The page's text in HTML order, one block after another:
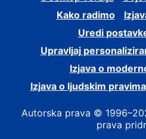
Kako radimo
Uredi
Upravljaj
Izjava o
Izjava o ljudskim pravima
Autorska prava ©
prava